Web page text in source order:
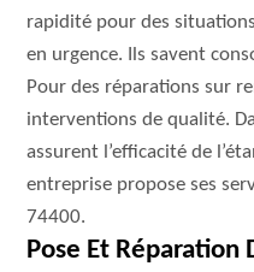
rapidité pour des
en urgence. Ils savent
Pour des réparations sur
interventions de qualité.
assurent l’efficacité de
entreprise propose ses
74400.
Pose Et Réparation